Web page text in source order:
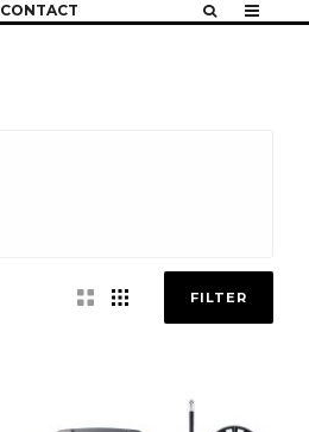
CONTACT
FILTER